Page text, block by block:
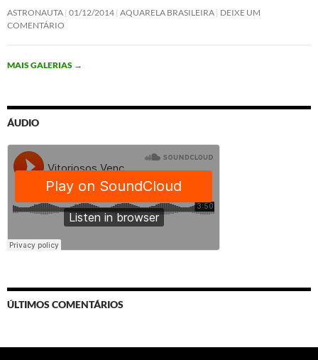
ASTRONAUTA 01/12/2014 AQUARELA BRASILEIRA DEIXE UM
COMENTÁRIO
MAIS GALERIAS →
ÁUDIO
ÚLTIMOS COMENTÁRIOS